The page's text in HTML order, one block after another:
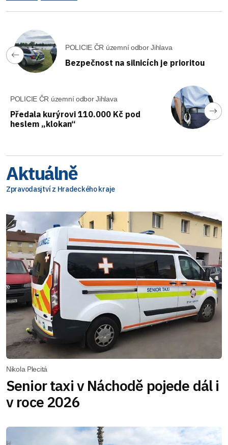
POLICIE ČR územní odbor Jihlava
Bezpečnost na silnicích je prioritou
POLICIE ČR územní odbor Jihlava
Předala kurýrovi 110.000 Kč pod
heslem „klokan“
Aktuálně
Zpravodasjtví z Hradeckého kraje
Nikola Plecitá
Senior taxi v Náchodě pojede dál i
v roce 2026